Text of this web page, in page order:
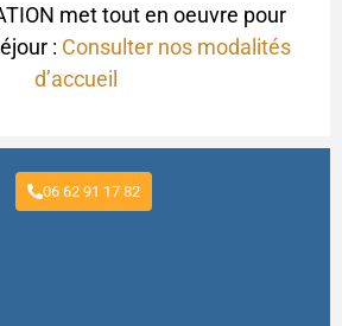
met tout en oeuvre pour
: Consulter nos modalités
d’accueil
06 62 91 17 82